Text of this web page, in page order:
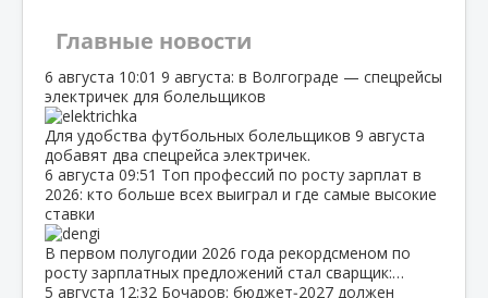
Главные новости
6 августа 10:01 9 августа: в Волгограде — спецрейсы
электричек для болельщиков
Для удобства футбольных болельщиков 9 августа
добавят два спецрейса электричек.
6 августа 09:51 Топ профессий по росту зарплат в
2026: кто больше всех выиграл и где самые высокие
ставки
В первом полугодии 2026 года рекордсменом по
росту зарплатных предложений стал сварщик:…
5 августа 12:32 Бочаров: бюджет‑2027 должен